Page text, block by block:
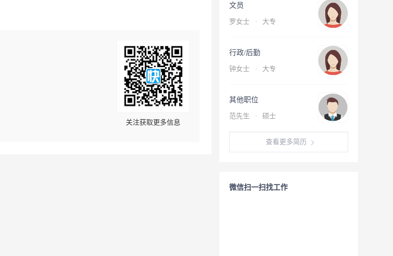
关注获取更多信息
文员
罗女士 · 大专
行政/后勤
钟女士 · 大专
其他职位
范先生 · 硕士
查看更多简历
微信扫一扫找工作